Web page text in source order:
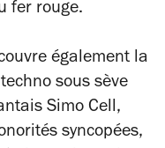
fer rouge.
également la
sous sève
Simo Cell,
syncopées,